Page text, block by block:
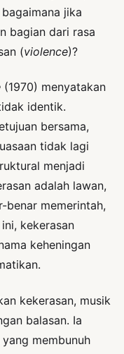
jika
bagian dari rasa
(violence)?
(1970) menyatakan
identik.
bersama,
tidak lagi
menjadi
adalah lawan,
benar memerintah,
kekerasan
keheningan
kekerasan, musik
balasan. Ia
membunuh